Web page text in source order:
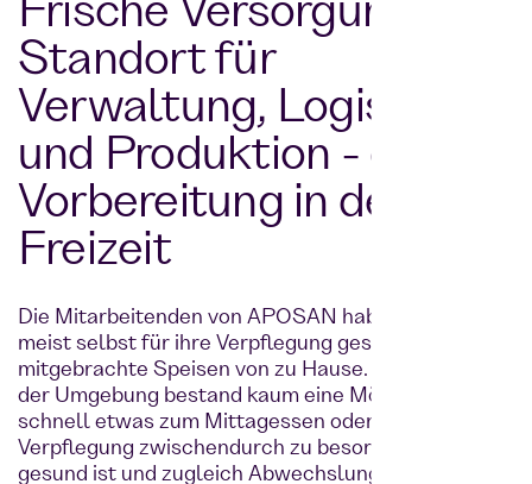
Frische Versorgung am
Standort für
Verwaltung, Logistik
und Produktion - ohne
Vorbereitung in der
Freizeit
Die Mitarbeitenden von APOSAN haben bisher
meist selbst für ihre Verpflegung gesorgt –durch
mitgebrachte Speisen von zu Hause. Intern und in
der Umgebung bestand kaum eine Möglichkeit, sich
schnell etwas zum Mittagessen oder für die
Verpflegung zwischendurch zu besorgen, was
gesund ist und zugleich Abwechslung bietet.